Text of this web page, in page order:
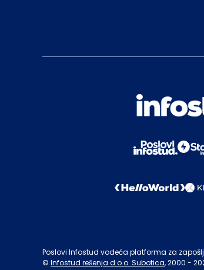
Poslovi Infostud vodeća platforma za
© Infostud rešenja d.o.o. Subotica, 2000 -